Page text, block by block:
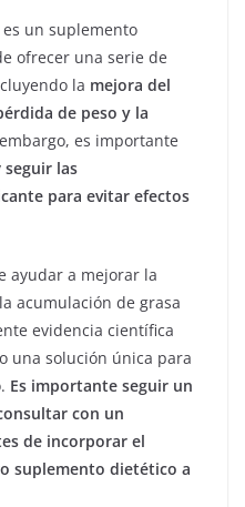
es un suplemento
ofrecer una serie de
la mejora del
de peso y la
es importante
seguir las
para evitar efectos
ayudar a mejorar la
acumulación de grasa
evidencia científica
una solución única para
Es importante seguir un
con un
de incorporar el
suplemento dietético a